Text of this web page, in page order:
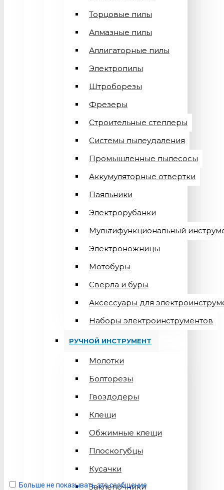
Торцовые пилы
Алмазные пилы
Аллигаторные пилы
Электропилы
Штроборезы
Фрезеры
Строительные степлеры
Системы пылеудаления
Промышленные пылесосы
Аккумуляторные отвертки
Паяльники
Электрорубанки
Мультифункциональный
Электроножницы
Мотобуры
Сверла и буры
Аксессуары для
Наборы электроинструментов
РУЧНОЙ ИНСТРУМЕНТ
Молотки
Болторезы
Гвоздодеры
Клещи
Обжимные клещи
Плоскогубцы
Кусачки
Заклепочники
Больше не показывать это сообщение